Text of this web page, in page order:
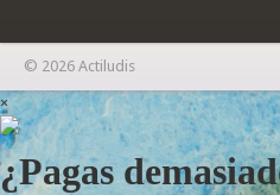
© 2026 Actiludis
×
¿Pagas